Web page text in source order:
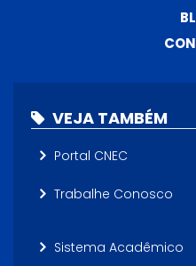
VEJA TAMBÉM
Portal CNEC
Trabalhe Conosco
Sistema Acadêmico